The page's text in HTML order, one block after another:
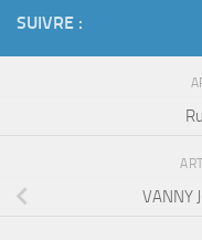
SUIVRE :
VANNY